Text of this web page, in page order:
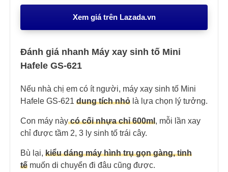
Xem giá trên Lazada.vn
Đánh giá nhanh Máy xay sinh tố Mini
Hafele GS-621
Nếu nhà chị em có ít người, máy xay sinh tố Mini
Hafele GS-621 dung tích nhỏ là lựa chọn lý tưởng.
Con máy nàycó cối nhựa chỉ 600ml, mỗi lần xay
chỉ được tầm 2, 3 ly sinh tố trái cây.
Bù lại, kiểu dáng máy hình trụ gọn gàng, tinh
tế muốn di chuyển đi đâu cũng được.